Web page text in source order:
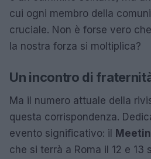
cui ogni membro della
cruciale. Non è forse vero
la nostra forza si moltiplica?
Un incontro di
Ma il numero attuale della
questa corrispondenza.
evento significativo: il
che si terrà a Roma il 12 e 13